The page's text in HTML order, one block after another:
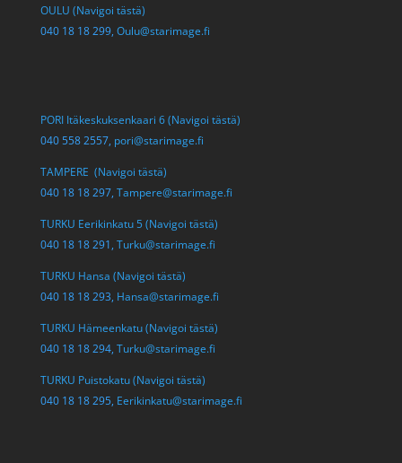
OULU (Navigoi tästä)
040 18 18 299, Oulu@starimage.fi
PORI Itäkeskuksenkaari 6 (Navigoi tästä)
040 558 2557, pori@starimage.fi
TAMPERE (Navigoi tästä)
040 18 18 297, Tampere@starimage.fi
TURKU Eerikinkatu 5 (Navigoi tästä)
040 18 18 291, Turku@starimage.fi
TURKU Hansa (Navigoi tästä)
040 18 18 293, Hansa@starimage.fi
TURKU Hämeenkatu (Navigoi tästä)
040 18 18 294, Turku@starimage.fi
TURKU Puistokatu (Navigoi tästä)
040 18 18 295, Eerikinkatu@starimage.fi